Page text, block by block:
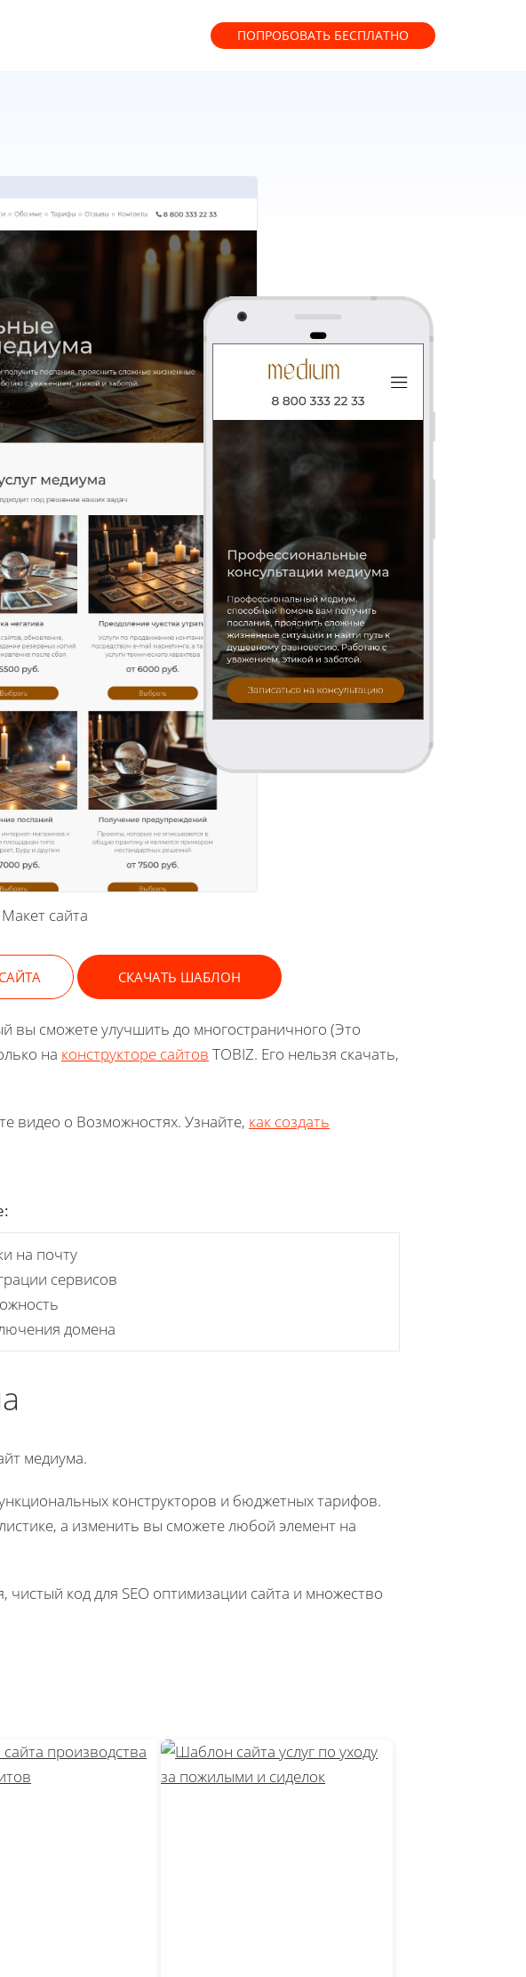
ПОПРОБОВАТЬ БЕСПЛАТНО
Макет сайта
СКАЧАТЬ ШАБЛОН
вы сможете улучшить до многостраничного (Это
на конструкторе сайтов TOBIZ. Его нельзя скачать,
видео о Возможностях. Узнайте, как создать
на почту
сервисов
домена
медиума.
конструкторов и бюджетных тарифов.
а изменить вы сможете любой элемент на
код для SEO оптимизации сайта и множество